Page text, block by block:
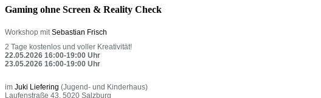
Gaming ohne Screen & Reality Check
Workshop mitSebastian Frisch
2 Tage kostenlos und voller Kreativität!
22.05.2026 16:00-19:00 Uhr
23.05.2026 16:00-19:00 Uhr
im Juki Liefering (Jugend- und Kinderhaus)
Laufenstraße 43, 5020 Salzburg